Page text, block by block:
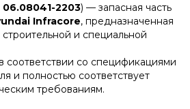
06.08041-2203) — запасная часть
Infracore, предназначенная
и специальной
соответствии со спецификациями
и полностью соответствует
требованиям.